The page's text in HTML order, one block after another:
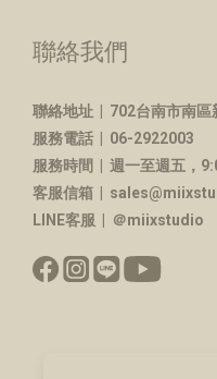
聯絡我們
聯絡地址 | 702台南市南區
服務電話 | 06-2922003
服務時間 | 週一至週五，
客服信箱 |
LINE客服 | ＠miixstudio